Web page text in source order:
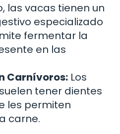
las vacas tienen un
especializado
fermentar la
en las
Carnívoros: Los
tener dientes
les permiten
carne.